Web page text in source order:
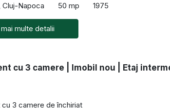
Cluj-Napoca
50 mp 1975
multe detalii
cu 3 camere | Imobil nou | Etaj
3 camere de închiriat